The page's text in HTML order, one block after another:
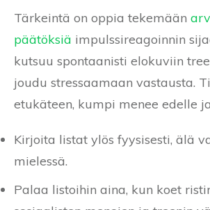
Tärkeintä on oppia tekemään
päätöksiä impulssireagoinnin
kutsuu spontaanisti elokuviin
joudu stressaamaan vastausta.
etukäteen, kumpi menee edelle
Kirjoita listat ylös fyysisesti, älä
mielessä.
Palaa listoihin aina, kun koet